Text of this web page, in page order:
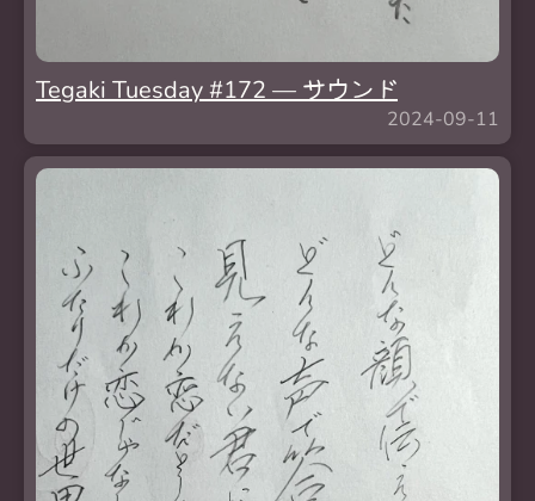
Tegaki Tuesday #172 — サウンド
2024-09-11